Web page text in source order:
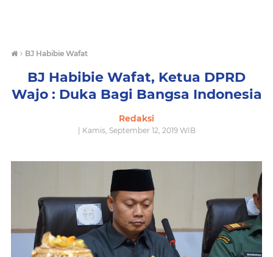
› BJ Habibie Wafat
BJ Habibie Wafat, Ketua DPRD
Wajo : Duka Bagi Bangsa Indonesia
Redaksi
| Kamis, September 12, 2019 WIB